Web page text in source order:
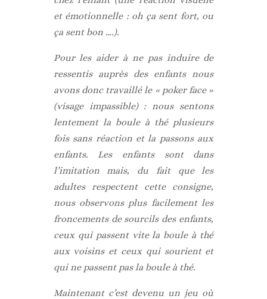
et émotionnelle : oh ça sent fort, ou
ça sent bon ….).
Pour les aider à ne pas induire de
ressentis auprès des enfants nous
avons donc travaillé le « poker face »
(visage impassible) : nous sentons
lentement la boule à thé plusieurs
fois sans réaction et la passons aux
enfants. Les enfants sont dans
l’imitation mais, du fait que les
adultes respectent cette consigne,
nous observons plus facilement les
froncements de sourcils des enfants,
ceux qui passent vite la boule à thé
aux voisins et ceux qui sourient et
qui ne passent pas la boule à thé.
Maintenant c’est devenu un jeu où